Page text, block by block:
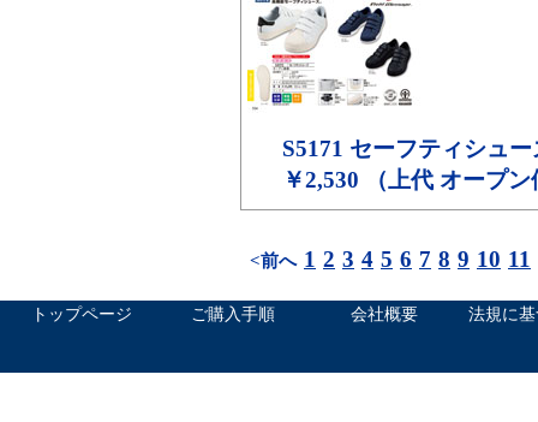
S5171 セーフティシュー
￥2,530 （上代 オープ
<前へ 1 2 3 4 5 6 7 8 9 10 11
トップページ ご購入手順 会社概要 法規に